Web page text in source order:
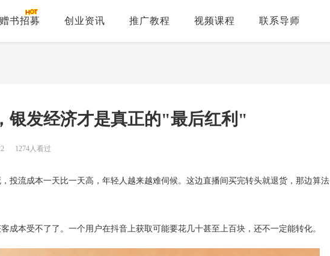
赠书招募 创业资讯 推广教程 视频课程 联系导师
银发经济才是真正的"最后红利"
1274人看过
投流成本一天比一天高，年轻人越来越难伺候。这边直播间买完转头就退货，那边算法
成本受不了了。一个用户在抖音上获取可能要花几十甚至上百块，还不一定能转化。